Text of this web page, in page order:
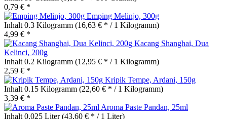
0,79 € *
Emping Melinjo, 300g
Inhalt 0.3 Kilogramm (16,63 € * / 1 Kilogramm)
4,99 € *
Kacang Shanghai, Dua
Kelinci, 200g
Inhalt 0.2 Kilogramm (12,95 € * / 1 Kilogramm)
2,59 € *
Kripik Tempe, Ardani, 150g
Inhalt 0.15 Kilogramm (22,60 € * / 1 Kilogramm)
3,39 € *
Aroma Paste Pandan, 25ml
Inhalt 0.025 Liter(43,60 € * / 1 Liter)